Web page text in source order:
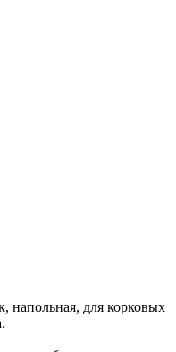
напольная, для корковых